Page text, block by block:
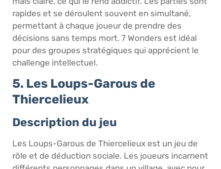
rapides et se déroulent souvent en simultané,
permettant à chaque joueur de prendre des
décisions sans temps mort. 7 Wonders est idéal
pour des groupes stratégiques qui apprécient le
challenge intellectuel.
5. Les Loups-Garous de
Thiercelieux
Description du jeu
Les Loups-Garous de Thiercelieux est un jeu de
rôle et de déduction sociale. Les joueurs incarnent